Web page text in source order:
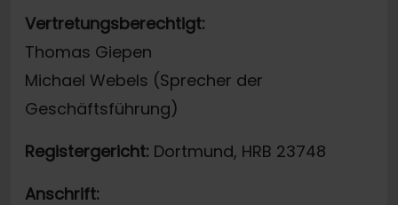
Vertretungsberechtigt:
Thomas Giepen
Michael Webels (Sprecher der
Geschäftsführung)
Registergericht: Dortmund, HRB 23748
Anschrift: